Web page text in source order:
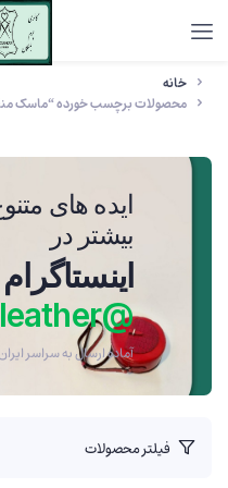
خانه
محصولات برچسب خورده “ماسک
ایده های
بیشتر در
اینستاگرام
@beleskan.leather
آماده ارسال به سراسر
فیلتر محصولات